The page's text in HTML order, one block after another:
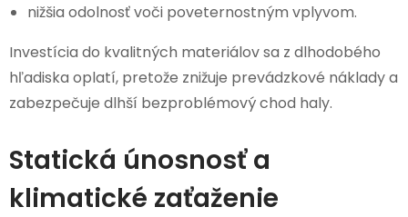
nižšia odolnosť voči poveternostným vplyvom.
Investícia do kvalitných materiálov sa z dlhodobého
hľadiska oplatí, pretože znižuje prevádzkové náklady a
zabezpečuje dlhší bezproblémový chod haly.
Statická únosnosť a
klimatické zaťaženie